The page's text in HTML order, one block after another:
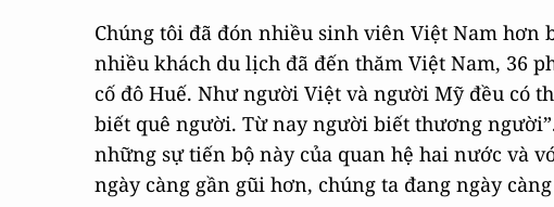
Chúng tôi đã đón nhiều sinh viên Việt Nam hơn
nhiều khách du lịch đã đến thăm Việt Nam, 36
cố đô Huế. Như người Việt và người Mỹ đều có
biết quê người. Từ nay người biết thương
những sự tiến bộ này của quan hệ hai nước và
ngày càng gần gũi hơn, chúng ta đang ngày